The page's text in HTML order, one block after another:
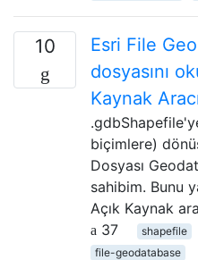
10
Esri File
dosyasını
Kaynak
biçimlere)
Dosyası
sahibim. Bunu
Açık Kaynak
37
shapefile
file-geodatabase